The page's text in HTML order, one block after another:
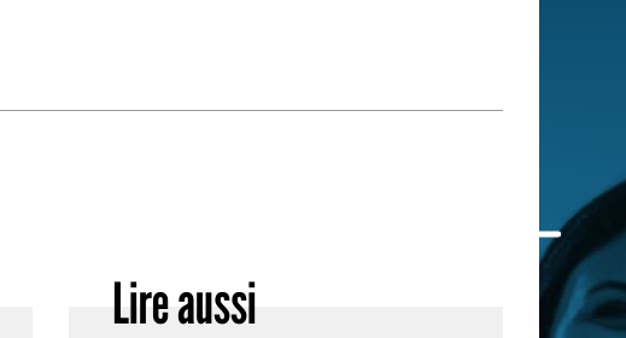
Ses démarches
Lire aussi